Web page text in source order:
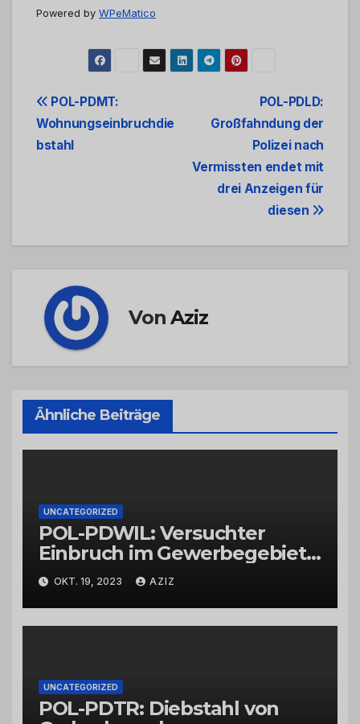
Powered by WPeMatico
Beitrags-
Navigation
POL-PDLD:
Großfahndung der
Polizei nach
Vermissten endet mit
drei Anzeigen für
diesen
POL-PDMT:
Wohnungseinbruchdie
bstahl
VonAziz
Ähnliche Beiträge
UNCATEGORIZED
POL-PDWIL: Versuchter
Einbruch im Gewerbegebiet
Wittlich
OKT. 19, 2023 AZIZ
UNCATEGORIZED
POL-PDTR: Diebstahl von